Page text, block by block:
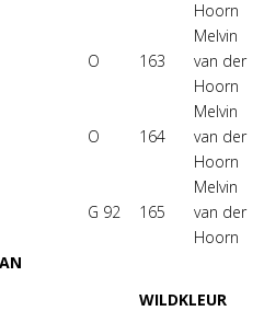
Hoorn
O 163
Melvin
van der
Hoorn
O 164
Melvin
van der
Hoorn
G 92 165
Melvin
van der
Hoorn
WILDKLEUR